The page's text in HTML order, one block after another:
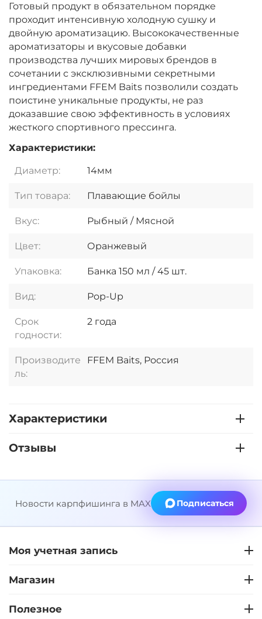
Готовый продукт в обязательном порядке
проходит интенсивную холодную сушку и
двойную ароматизацию. Высококачественные
ароматизаторы и вкусовые добавки
производства лучших мировых брендов в
сочетании с эксклюзивными секретными
ингредиентами FFEM Baits позволили создать
поистине уникальные продукты, не раз
доказавшие свою эффективность в условиях
жесткого спортивного прессинга.
Характеристики:
Диаметр: 14мм
Тип товара: Плавающие бойлы
Вкус: Рыбный / Мясной
Цвет: Оранжевый
Упаковка: Банка 150 мл / 45 шт.
Вид: Pop-Up
Срок
годности:
2 года
Производите
ль:
FFEM Baits, Россия
Характеристики
Отзывы
Новости карпфишинга в MAX Подписаться
Моя учетная запись
Магазин
Полезное